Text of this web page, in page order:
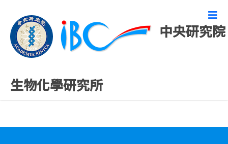
中央研究院
生物化學研究所動物房